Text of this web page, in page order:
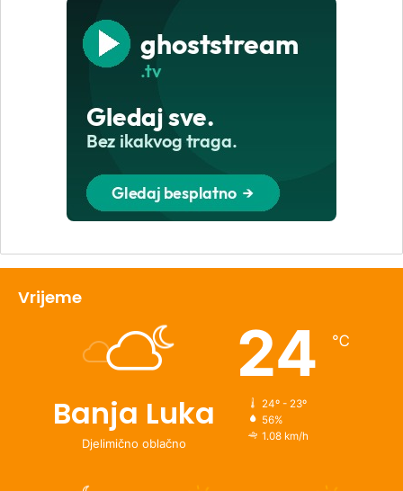
Vrijeme
Banja Luka
Djelimično oblačno
24 ℃
24º - 23º
56%
1.08 km/h